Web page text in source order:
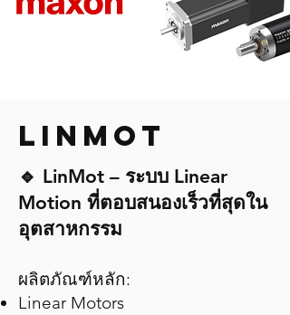
LINMOT
🔹 LinMot – ระบบ Linear
Motion ที่ตอบสนองเร็วที่สุดใน
อุตสาหกรรม
ผลิตภัณฑ์หลัก:
Linear Motors